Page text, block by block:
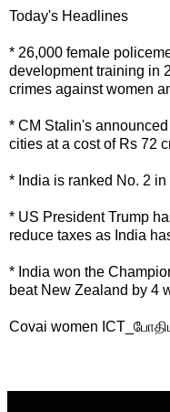
Today's Headlines
* 26,000 female
development training in
crimes against women
* CM Stalin's
cities at a cost of Rs 72
* India is ranked No. 2
* US President Trump
reduce taxes as India
* India won the
beat New Zealand by 4
Covai women